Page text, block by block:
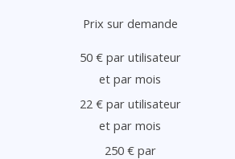
Prix sur demande
50 € par utilisateur
et par mois
22 € par utilisateur
et par mois
250 € par